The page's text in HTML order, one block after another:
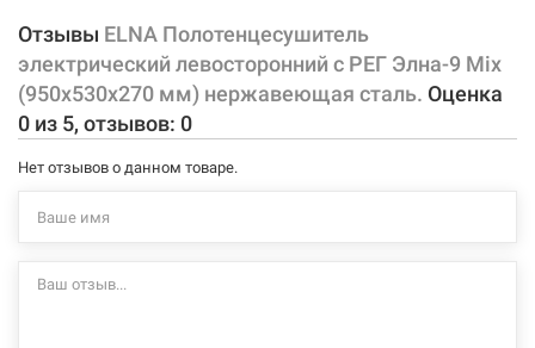
Характеристики и конфигурация изделия, а также комплектация
товара могут изменяться производителем без уведомления. За
внесенные производителем изменения, магазин ответственности
не несет.
Отзывы ELNA Полотенцесушитель
электрический левосторонний с РЕГ Элна-9 Mix
(950х530х270 мм) нержавеющая сталь. Оценка
0 из 5, отзывов: 0
Нет отзывов о данном товаре.